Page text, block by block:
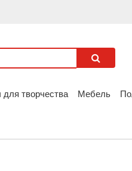
творчества Мебель